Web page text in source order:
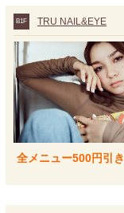
B1F TRU NAIL&EYE
全メニュー500円引き